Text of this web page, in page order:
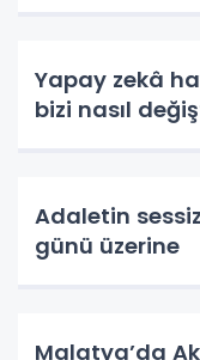
Yapay zekâ
bizi nasıl
Adaletin
günü üzerine
Malatya’da